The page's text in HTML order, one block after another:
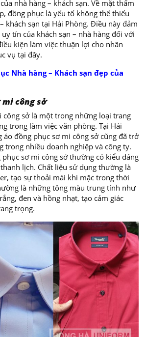
nhà hàng – khách sạn. Về mặt thẩm
đồng phục là yếu tố không thể thiếu
khách sạn tại Hải Phòng. Điều này đảm
tín của khách sạn – nhà hàng đối với
kiện làm việc thuận lợi cho nhân
vụ tại đây.
Nhà hàng – Khách sạn đẹp của
mi công sở
công sở là một trong những loại trang
trong làm việc văn phòng. Tại Hải
áo đồng phục sơ mi công sở cũng đã trở
trong nhiều doanh nghiệp và công ty.
phục sơ mi công sở thường có kiểu dáng
lịch. Chất liệu sử dụng thường là
tạo sự thoải mái khi mặc trong thời
là những tông màu trung tính như
đen và hồng nhạt, tạo cảm giác
trọng.